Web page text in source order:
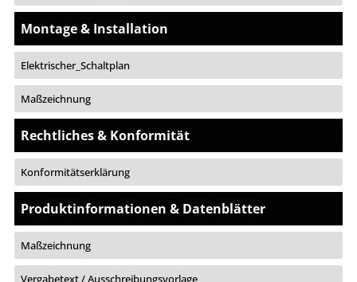
Montage & Installation
Elektrischer_Schaltplan
Maßzeichnung
Rechtliches & Konformität
Konformitätserklärung
Produktinformationen & Datenblätter
Maßzeichnung
Vergabetext / Ausschreibungsvorlage